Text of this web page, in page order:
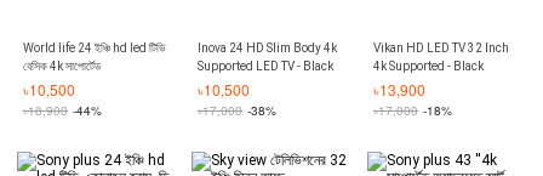
World life 24 ইঞ্চি hd led টিভি
বেসিক 4k সাপোর্টেড
৳10,500
৳18,900 -44%
Inova 24 HD Slim Body 4k
Supported LED TV - Black
৳10,500
৳17,000 -38%
Vikan HD LED TV 32 Inch
4k Supported - Black
৳13,900
৳17,000 -18%